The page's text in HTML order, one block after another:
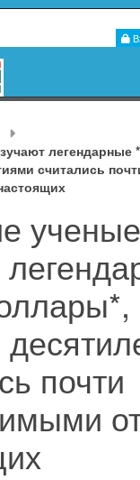
легендарные
считались
ученые
почти